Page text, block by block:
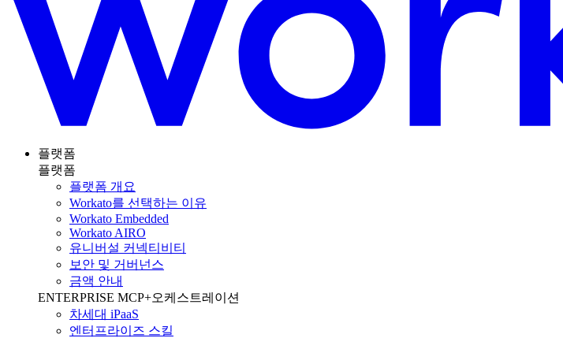
플랫폼
플랫폼
플랫폼 개요
Workato를 선택하는 이유
Workato Embedded
Workato AIRO
유니버설 커넥티비티
보안 및 거버넌스
금액 안내
ENTERPRISE MCP+오케스트레이션
차세대 iPaaS
엔터프라이즈 스킬